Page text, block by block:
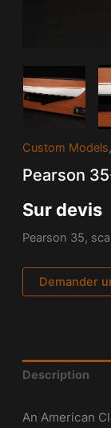
Custom Models,
Pearson
Sur devis
Pearson 35,
Demander
Description
An American